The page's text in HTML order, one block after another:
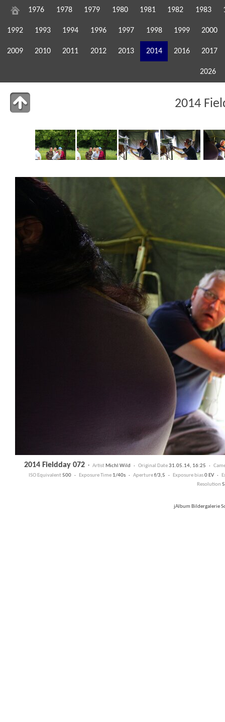
1976 1978 1979 1980 1981 1982 1983
1992 1993 1994 1996 1997 1998 1999 2000
2009 2010 2011 2012 2013 2014 2016 2017
2026
2014
2014 Fieldday 072 · Artist Michl Wild · Original Date31.05.14, 16:25 ·
ISO Equivalent500 · Exposure Time1/40s · Aperturef/3,5 · Exposure bias0 EV ·
Resolution
jAlbum Bildergalerie